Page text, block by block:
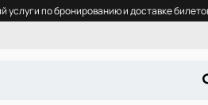
по бронированию и доставке